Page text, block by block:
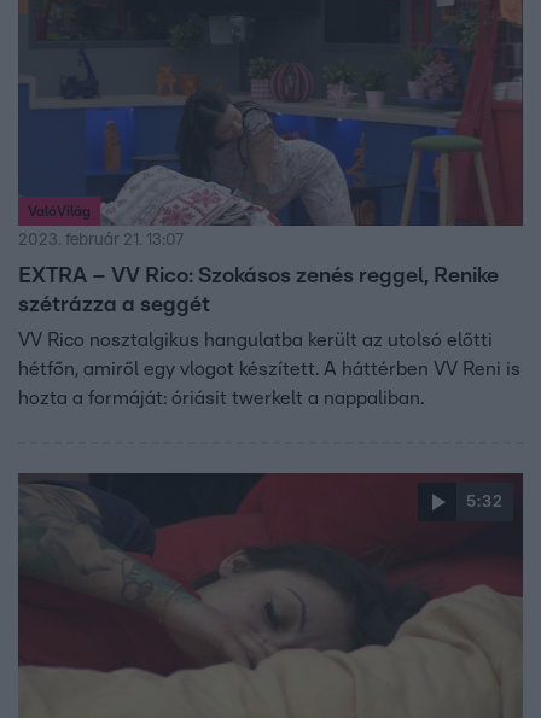
ValóVilág
2023. február 21. 13:07
EXTRA – VV Rico: Szokásos zenés reggel, Renike
szétrázza a seggét
VV Rico nosztalgikus hangulatba került az utolsó előtti
hétfőn, amiről egy vlogot készített. A háttérben VV Reni is
hozta a formáját: óriásit twerkelt a nappaliban.
5:32